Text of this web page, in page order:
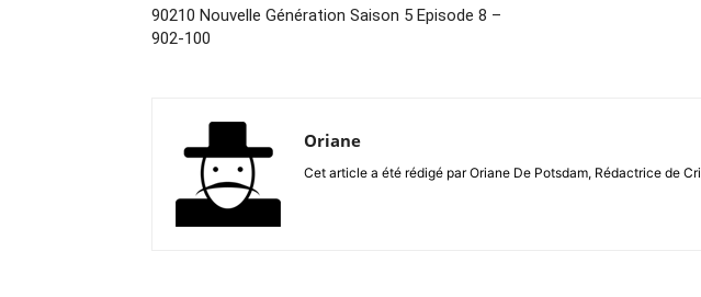
90210 Nouvelle Génération Saison 5 Episode 8 –
902-100
Oriane
Cet article a été rédigé par Oriane De Potsdam, Rédactrice de